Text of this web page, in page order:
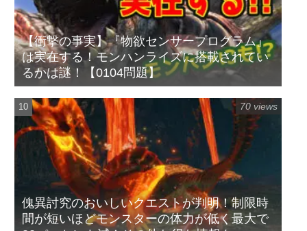
【衝撃の事実】『物欲センサープログラム』
は実在する！モンハンライズに搭載されてい
るかは謎！【0104問題】
傀異討究のおいしいクエストが判明！制限時
間が短いほどモンスターの体力が低く最大で
70 views